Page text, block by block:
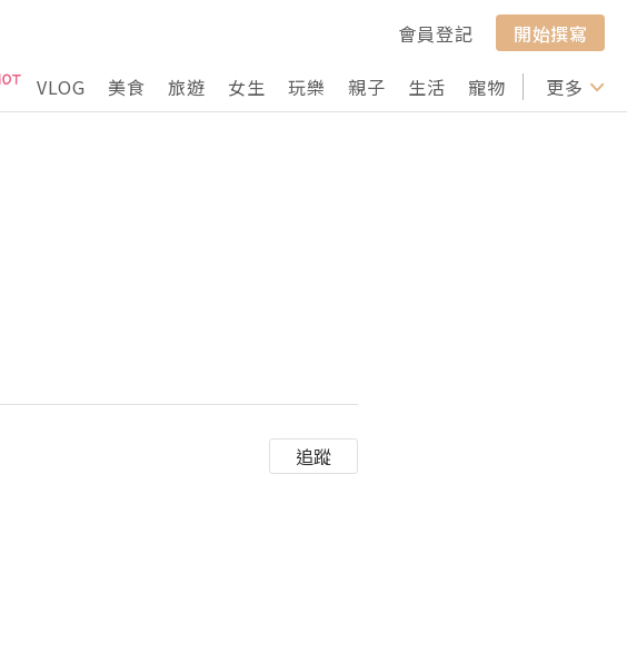
會員登記
開始撰寫
VLOG 美食 旅遊 女生 玩樂 親子 生活 寵物 行山 打卡
更多
追蹤